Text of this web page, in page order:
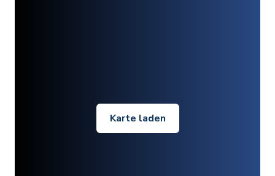
Karte laden